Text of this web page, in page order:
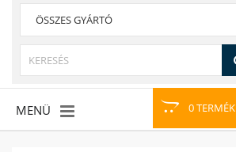
0 TERMÉK
MENÜ